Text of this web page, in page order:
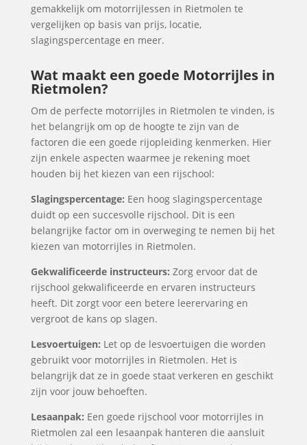
gemakkelijk om motorrijlessen in Rietmolen te
vergelijken op basis van prijs, locatie,
slagingspercentage en meer.
Wat maakt een goede Motorrijles in
Rietmolen?
Om de perfecte motorrijles in Rietmolen te vinden, is
het belangrijk om op de hoogte te zijn van de
factoren die een goede rijopleiding kenmerken. Hier
zijn enkele aspecten waarmee je rekening moet
houden bij het kiezen van een rijschool:
Slagingspercentage: Een hoog slagingspercentage
duidt op een succesvolle rijschool. Dit is een
belangrijke factor om in overweging te nemen bij het
kiezen van motorrijles in Rietmolen.
Gekwalificeerde instructeurs: Zorg ervoor dat de
rijschool gekwalificeerde en ervaren instructeurs
heeft. Dit zorgt voor een betere leerervaring en
vergroot de kans op slagen.
Lesvoertuigen: Let op de lesvoertuigen die worden
gebruikt voor motorrijles in Rietmolen. Het is
belangrijk dat ze in goede staat verkeren en geschikt
zijn voor jouw behoeften.
Lesaanpak: Een goede rijschool voor motorrijles in
Rietmolen zal een lesaanpak hanteren die aansluit